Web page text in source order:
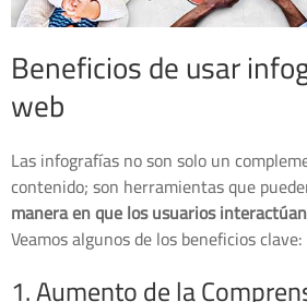
Beneficios de usar
web
Las infografías no son solo un
contenido; son herramientas que
manera en que los usuarios
Veamos algunos de los beneficios clave:
1. Aumento de la